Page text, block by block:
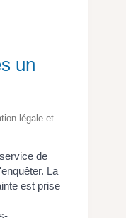
un
légale et
de
La
est prise